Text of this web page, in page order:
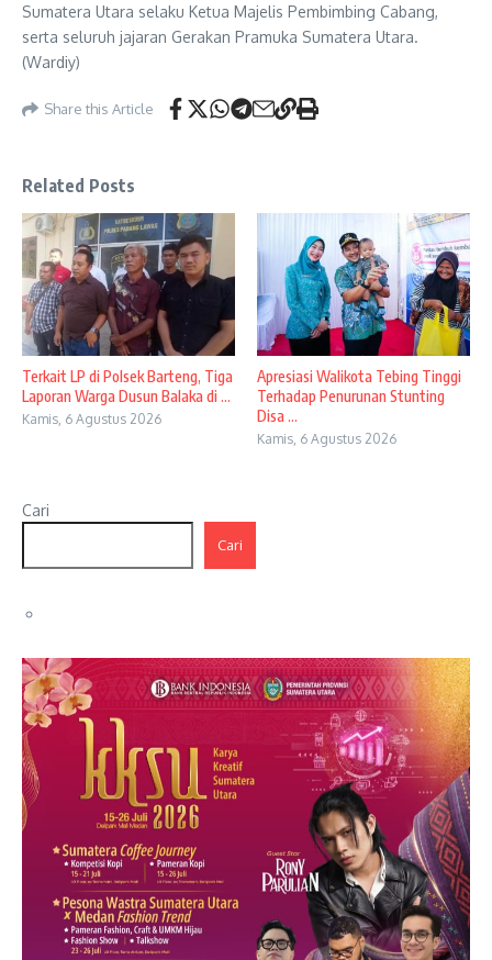
Sumatera Utara selaku Ketua Majelis Pembimbing Cabang,
serta seluruh jajaran Gerakan Pramuka Sumatera Utara.
(Wardiy)
Share this Article
Related Posts
Terkait LP di Polsek Barteng, Tiga
Laporan Warga Dusun Balaka di ...
Kamis, 6 Agustus 2026
Apresiasi Walikota Tebing Tinggi
Terhadap Penurunan Stunting
Disa ...
Kamis, 6 Agustus 2026
Cari
Cari